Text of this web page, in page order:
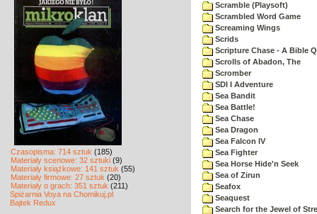
Czasopisma: 714 sztuk (185)
Materiały scenowe: 32 sztuki (9)
Materiały książkowe: 141 sztuk (55)
Materiały firmowe: 27 sztuk (20)
Materiały o grach: 351 sztuk (211)
Spiżarnia Voya na Chomikuj.pl
Bajtek Redux
Scramble (Playsoft)
Scrambled Word Game
Screaming Wings
Scrids
Scripture Chase - A Bible
Scrolls of Abadon, The
Scromber
SDI I Adventure
Sea Bandit
Sea Battle!
Sea Chase
Sea Dragon
Sea Falcon IV
Sea Fighter
Sea Horse Hide'n Seek
Sea of Zirun
Seafox
Seaquest
Search for the Jewel of